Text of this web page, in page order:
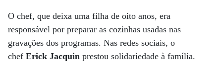
O chef, que deixa uma filha de oito anos, era
responsável por preparar as cozinhas usadas nas
gravações dos programas. Nas redes sociais, o
chef Erick Jacquin prestou solidariedade à família.